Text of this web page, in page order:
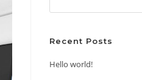
Recent Posts
Hello world!